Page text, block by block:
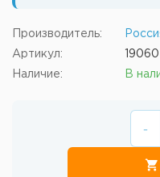
Производитель:
Артикул: 19060
Наличие: В
-